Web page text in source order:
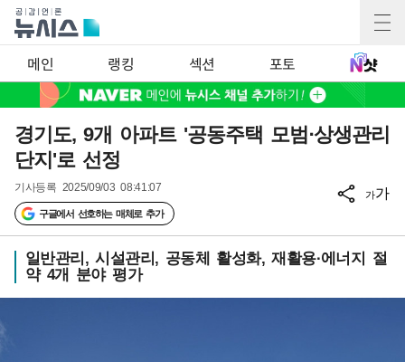
메인 랭킹 섹션 포토
경기도, 9개 아파트 '공동주택 모범·상생관리
단지'로 선정
기사등록 2025/09/03 08:41:07
구글에서 선호하는 매체로 추가
가가
일반관리, 시설관리, 공동체 활성화, 재활용·에너지 절
약 4개 분야 평가